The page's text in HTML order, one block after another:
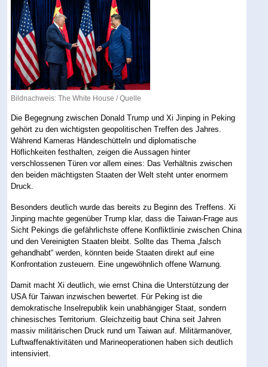
Bildnachweis: The White House /Quelle
Die Begegnung zwischen Donald Trump und Xi Jinping in Peking
gehört zu den wichtigsten geopolitischen Treffen des Jahres.
Während Kameras Händeschütteln und diplomatische
Höflichkeiten festhalten, zeigen die Aussagen hinter
verschlossenen Türen vor allem eines: Das Verhältnis zwischen
den beiden mächtigsten Staaten der Welt steht unter enormem
Druck.
Besonders deutlich wurde das bereits zu Beginn des Treffens. Xi
Jinping machte gegenüber Trump klar, dass die Taiwan-Frage aus
Sicht Pekings die gefährlichste offene Konfliktlinie zwischen China
und den Vereinigten Staaten bleibt. Sollte das Thema „falsch
gehandhabt“ werden, könnten beide Staaten direkt auf eine
Konfrontation zusteuern. Eine ungewöhnlich offene Warnung.
Damit macht Xi deutlich, wie ernst China die Unterstützung der
USA für Taiwan inzwischen bewertet. Für Peking ist die
demokratische Inselrepublik kein unabhängiger Staat, sondern
chinesisches Territorium. Gleichzeitig baut China seit Jahren
massiv militärischen Druck rund um Taiwan auf. Militärmanöver,
Luftwaffenaktivitäten und Marineoperationen haben sich deutlich
intensiviert.